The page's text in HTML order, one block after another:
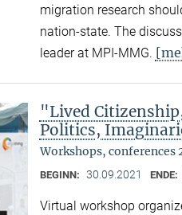
migration research
nation-state. The
leader at MPI-MMG.
"Lived
Politics,
Workshops, conferences
BEGINN: 30.09.2021 ENDE:
Virtual workshop